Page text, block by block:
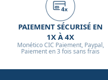
PAIEMENT SÉCURISÉ EN
1X À 4X
Monético CIC Paiement, Paypal,
Paiement en 3 fois sans frais